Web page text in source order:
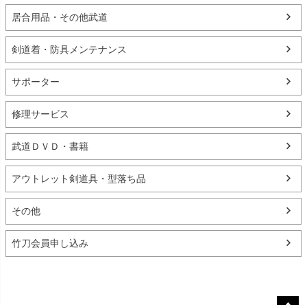
居合用品・その他武道
剣道着・防具メンテナンス
サポーター
修理サービス
武道ＤＶＤ・書籍
アウトレット剣道具・型落ち品
その他
竹刀会員申し込み